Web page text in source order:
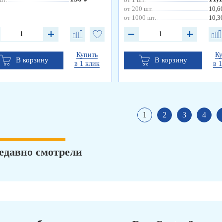
В корзину
Купить
в 1 клик
от 200 шт.
от 1000 шт.
В корзину
в
1 2 3 4
смотрели